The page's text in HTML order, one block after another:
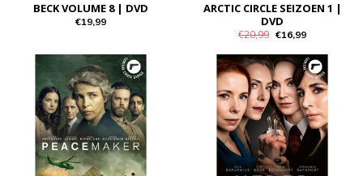
BECK VOLUME 8 | DVD
€19,99
ARCTIC CIRCLE SEIZOEN 1 |
DVD
€20,99 €16,99